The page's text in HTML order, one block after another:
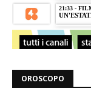
OROSCOPO